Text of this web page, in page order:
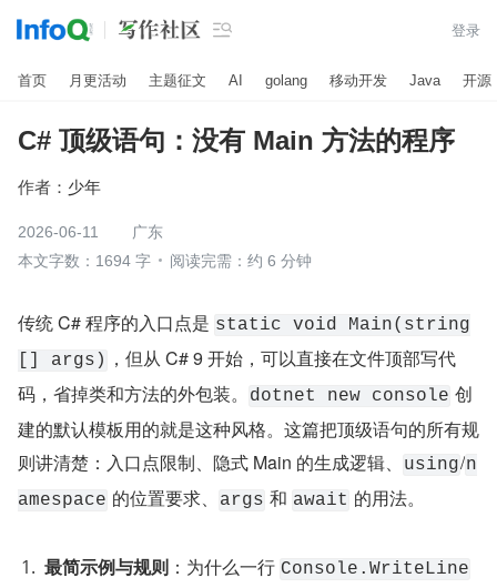
 登录
首页 月更活动 主题征文 AI golang 移动开发 Java 开源
C# 顶级语句：没有 Main 方法的程序
作者： 少年
2026-06-11
广东
本文字数：1694 字
阅读完需：约 6 分钟
传统 C# 程序的入口点是 static void Main(string
[] args)
​，但从 C# 9 开始，可以直接在文件顶部写代
码，省掉类和方法的外包装。
dotnet new console ​ 创
建的默认模板用的就是这种风格。这篇把顶级语句的所有规
则讲清楚：入口点限制、隐式 Main 的生成逻辑、
using​/n
amespace ​ 的位置要求、 args ​ 和 await 的用法。
最简示例与规则 ：为什么一行 Console.WriteLine